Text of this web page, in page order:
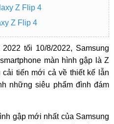
Z Flip 4
Z Flip 4
tối 10/8/2022, Samsung
màn hình gập là Z
tiến mới cả về thiết kế lẫn
những siêu phẩm đình đám
gập mới nhất của Samsung